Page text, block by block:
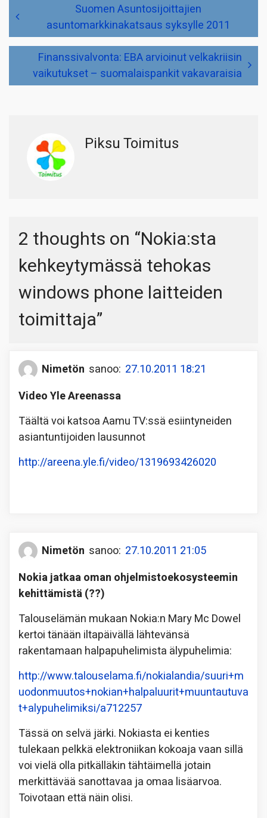
selaus
Suomen Asuntosijoittajien
asuntomarkkinakatsaus syksylle 2011
Finanssivalvonta: EBA arvioinut velkakriisin
vaikutukset – suomalaispankit vakavaraisia
Piksu Toimitus
2 thoughts on “Nokia:sta
kehkeytymässä tehokas
windows phone laitteiden
toimittaja”
Nimetön sanoo: 27.10.2011 18:21
Video Yle Areenassa
Täältä voi katsoa Aamu TV:ssä esiintyneiden
asiantuntijoiden lausunnot
http://areena.yle.fi/video/1319693426020
Nimetön sanoo: 27.10.2011 21:05
Nokia jatkaa oman ohjelmistoekosysteemin
kehittämistä (??)
Talouselämän mukaan Nokia:n Mary Mc Dowel
kertoi tänään iltapäivällä lähtevänsä
rakentamaan halpapuhelimista älypuhelimia:
http://www.talouselama.fi/nokialandia/suuri+m
uodonmuutos+nokian+halpaluurit+muuntautuva
t+alypuhelimiksi/a712257
Tässä on selvä järki. Nokiasta ei kenties
tulekaan pelkkä elektroniikan kokoaja vaan sillä
voi vielä olla pitkälläkin tähtäimellä jotain
merkittävää sanottavaa ja omaa lisäarvoa.
Toivotaan että näin olisi.